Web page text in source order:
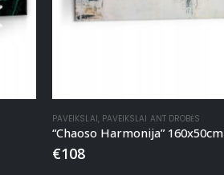
PAVEIKSLAI, PAVEIKSLAI ANT DROBĖS
€108